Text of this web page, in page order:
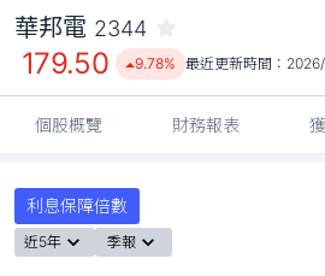
華邦電 2344
179.50 9.78% 最近更新時間：
個股概覽 財務報表
利息保障倍數
近5年 季報